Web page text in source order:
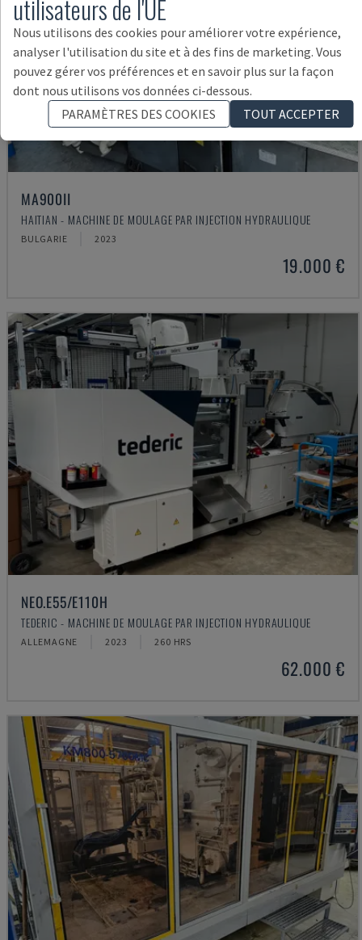
MA900ІІ
HAITIAN - MACHINE DE MOULAGE PAR INJECTION HYDRAULIQUE
BULGARIE 2023
19.000 €
NEO.E55/E110H
TEDERIC - MACHINE DE MOULAGE PAR INJECTION HYDRAULIQUE
ALLEMAGNE 2023 260 HRS
62.000 €
utilisateurs de l'UE
Nous utilisons des cookies pour améliorer votre expérience,
analyser l'utilisation du site et à des fins de marketing. Vous
pouvez gérer vos préférences et en savoir plus sur la façon
dont nous utilisons vos données ci-dessous.
PARAMÈTRES DES COOKIES
TOUT ACCEPTER